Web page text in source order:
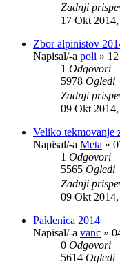
Zadnji
17 Okt 2014,
Zbor alpinistov
Napisal/-a poli »
1 Odgovori
5978 Ogledi
Zadnji
09 Okt
Veliko tekmovanje
Napisal/-a Meta »
1 Odgovori
5565 Ogledi
Zadnji
09 Okt
Paklenica 2014
Napisal/-a vanc »
0 Odgovori
5614 Ogledi